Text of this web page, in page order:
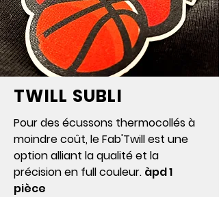
TWILL SUBLI
Pour des écussons thermocollés à
moindre coût, le Fab'Twill est une
option alliant la qualité et la
précision en full couleur. àpd 1
pièce